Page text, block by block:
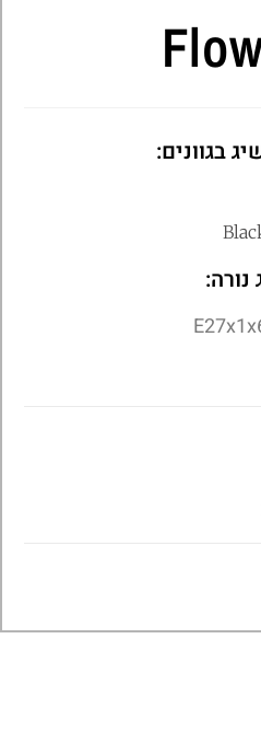
בגוונים:
נורה: